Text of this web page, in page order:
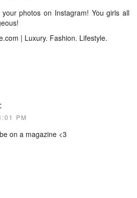
photos on Instagram! You girls all
| Luxury. Fashion. Lifestyle.
PM
on a magazine <3